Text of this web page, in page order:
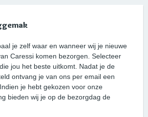
je zelf waar en wanneer wij je nieuwe
Caressi komen bezorgen. Selecteer
jou het beste uitkomt. Nadat je de
ontvang je van ons per email een
je hebt gekozen voor onze
bieden wij je op de bezorgdag de